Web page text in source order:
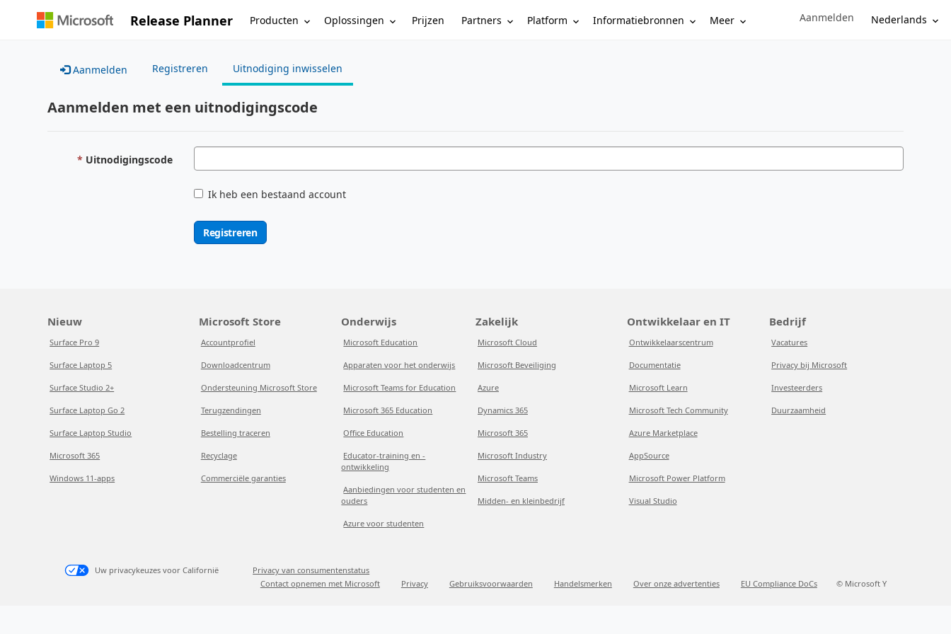
Release Planner Producten Oplossingen Prijzen Partners Platform Informatiebronnen Meer Sign in to your account
Aanmelden Nederlands
Aanmelden Registreren Uitnodiging inwisselen
Aanmelden met een uitnodigingscode
Uitnodigingscode
Ik heb een bestaand account
Registreren
Nieuw
Surface Pro 9
Surface Laptop 5
Surface Studio 2+
Surface Laptop Go 2
Surface Laptop Studio
Microsoft 365
Windows 11-apps
Microsoft Store
Accountprofiel
Downloadcentrum
Ondersteuning Microsoft Store
Terugzendingen
Bestelling traceren
Recyclage
Commerciële garanties
Onderwijs
Microsoft Education
Apparaten voor het onderwijs
Microsoft Teams for Education
Microsoft 365 Education
Office Education
Educator-training en -
ontwikkeling
Aanbiedingen voor studenten en
ouders
Azure voor studenten
Zakelijk
Microsoft Cloud
Microsoft Beveiliging
Azure
Dynamics 365
Microsoft 365
Microsoft Industry
Microsoft Teams
Midden- en kleinbedrijf
Ontwikkelaar en IT
Ontwikkelaarscentrum
Documentatie
Microsoft Learn
Microsoft Tech Community
Azure Marketplace
AppSource
Microsoft Power Platform
Visual Studio
Bedrijf
Vacatures
Privacy bij Microsoft
Investeerders
Duurzaamheid
Uw privacykeuzes voor Californië
Privacy van consumentenstatus
Contact opnemen met Microsoft
Privacy Gebruiksvoorwaarden Handelsmerken Over onze advertenties EU Compliance DoCs © Microsoft Y